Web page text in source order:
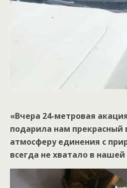
«Вчера 24-метровая
подарила нам прекрасный
атмосферу единения с
всегда не хватало в нашей